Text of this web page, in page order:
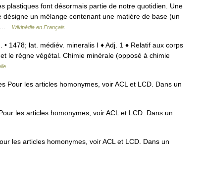
plastiques font désormais partie de notre quotidien. Une
un mélange contenant une matière de base (un
…
Wikipédia en Français
1478; lat. médiév. mineralis I ♦ Adj. 1 ♦ Relatif aux corps
le règne végétal. Chimie minérale (opposé à chimie
Pour les articles homonymes, voir ACL et LCD. Dans un
les articles homonymes, voir ACL et LCD. Dans un
les articles homonymes, voir ACL et LCD. Dans un